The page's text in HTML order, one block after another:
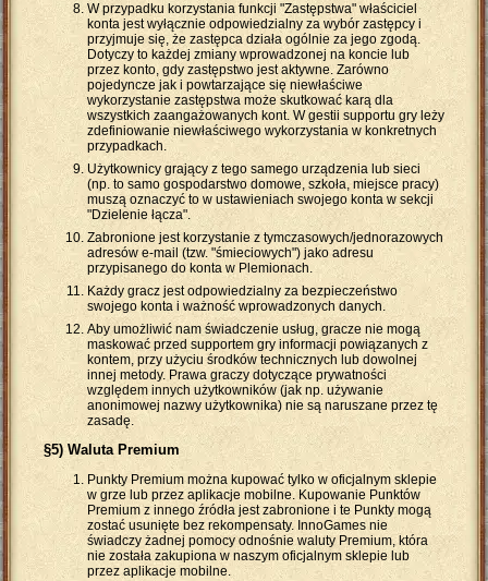
W przypadku korzystania funkcji "Zastępstwa" właściciel
konta jest wyłącznie odpowiedzialny za wybór zastępcy i
przyjmuje się, że zastępca działa ogólnie za jego zgodą.
Dotyczy to każdej zmiany wprowadzonej na koncie lub
przez konto, gdy zastępstwo jest aktywne. Zarówno
pojedyncze jak i powtarzające się niewłaściwe
wykorzystanie zastępstwa może skutkować karą dla
wszystkich zaangażowanych kont. W gestii supportu gry leży
zdefiniowanie niewłaściwego wykorzystania w konkretnych
przypadkach.
Użytkownicy grający z tego samego urządzenia lub sieci
(np. to samo gospodarstwo domowe, szkoła, miejsce pracy)
muszą oznaczyć to w ustawieniach swojego konta w sekcji
"Dzielenie łącza".
Zabronione jest korzystanie z tymczasowych/jednorazowych
adresów e-mail (tzw. "śmieciowych") jako adresu
przypisanego do konta w Plemionach.
Każdy gracz jest odpowiedzialny za bezpieczeństwo
swojego konta i ważność wprowadzonych danych.
Aby umożliwić nam świadczenie usług, gracze nie mogą
maskować przed supportem gry informacji powiązanych z
kontem, przy użyciu środków technicznych lub dowolnej
innej metody. Prawa graczy dotyczące prywatności
względem innych użytkowników (jak np. używanie
anonimowej nazwy użytkownika) nie są naruszane przez tę
zasadę.
§5) Waluta Premium
Punkty Premium można kupować tylko w oficjalnym sklepie
w grze lub przez aplikacje mobilne. Kupowanie Punktów
Premium z innego źródła jest zabronione i te Punkty mogą
zostać usunięte bez rekompensaty. InnoGames nie
świadczy żadnej pomocy odnośnie waluty Premium, która
nie została zakupiona w naszym oficjalnym sklepie lub
przez aplikacje mobilne.